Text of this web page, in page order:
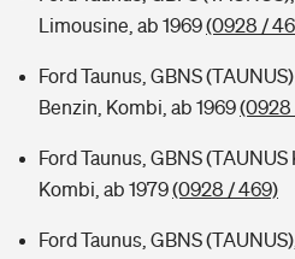
Limousine, ab 1969(0928 /
Ford Taunus, GBNS
Benzin, Kombi, ab 1969(0928
Ford Taunus, GBNS (TAUNUS
Kombi, ab 1979(0928 / 469)
Ford Taunus, GBNS